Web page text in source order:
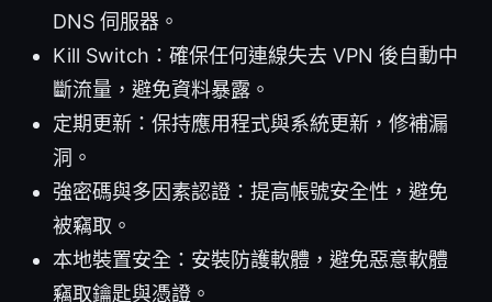
DNS 伺服器。
Kill Switch：確保任何連線失去 VPN 後自動中
斷流量，避免資料暴露。
定期更新：保持應用程式與系統更新，修補漏
洞。
強密碼與多因素認證：提高帳號安全性，避免
被竊取。
本地裝置安全：安裝防護軟體，避免惡意軟體
竊取鑰匙與憑證。